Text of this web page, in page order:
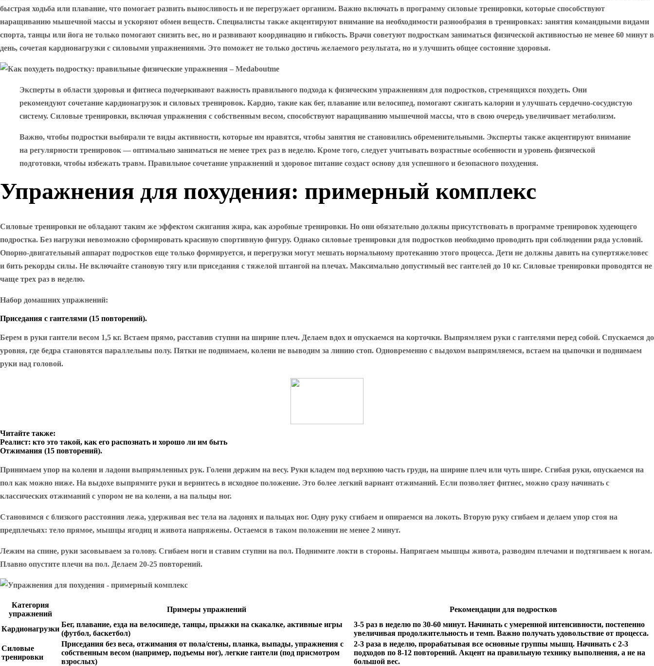
быстрая ходьба или плавание, что помогает развить выносливость и не перегружает организм. Важно включать в программу силовые тренировки, которые способствуют
наращиванию мышечной массы и ускоряют обмен веществ. Специалисты также акцентируют внимание на необходимости разнообразия в тренировках: занятия командными видами
спорта, танцы или йога не только помогают снизить вес, но и развивают координацию и гибкость. Врачи советуют подросткам заниматься физической активностью не менее 60 минут в
день, сочетая кардионагрузки с силовыми упражнениями. Это поможет не только достичь желаемого результата, но и улучшить общее состояние здоровья.
Эксперты в области здоровья и фитнеса подчеркивают важность правильного подхода к физическим упражнениям для подростков, стремящихся похудеть. Они
рекомендуют сочетание кардионагрузок и силовых тренировок. Кардио, такие как бег, плавание или велосипед, помогают сжигать калории и улучшать сердечно-сосудистую
систему. Силовые тренировки, включая упражнения с собственным весом, способствуют наращиванию мышечной массы, что в свою очередь увеличивает метаболизм.
Важно, чтобы подростки выбирали те виды активности, которые им нравятся, чтобы занятия не становились обременительными. Эксперты также акцентируют внимание
на регулярности тренировок — оптимально заниматься не менее трех раз в неделю. Кроме того, следует учитывать возрастные особенности и уровень физической
подготовки, чтобы избежать травм. Правильное сочетание упражнений и здоровое питание создаст основу для успешного и безопасного похудения.
Упражнения для похудения: примерный комплекс
Силовые тренировки не обладают таким же эффектом сжигания жира, как аэробные тренировки. Но они обязательно должны присутствовать в программе тренировок худеющего
подростка. Без нагрузки невозможно сформировать красивую спортивную фигуру. Однако силовые тренировки для подростков необходимо проводить при соблюдении ряда условий.
Опорно-двигательный аппарат подростков еще только формируется, и перегрузки могут мешать нормальному протеканию этого процесса. Дети не должны давить на супертяжеловес
и бить рекорды силы. Не включайте становую тягу или приседания с тяжелой штангой на плечах. Максимально допустимый вес гантелей до 10 кг. Силовые тренировки проводятся не
чаще трех раз в неделю.
Набор домашних упражнений:
Приседания с гантелями (15 повторений).
Берем в руки гантели весом 1,5 кг. Встаем прямо, расставив ступни на ширине плеч. Делаем вдох и опускаемся на корточки. Выпрямляем руки с гантелями перед собой. Спускаемся до
уровня, где бедра становятся параллельны полу. Пятки не поднимаем, колени не выводим за линию стоп. Одновременно с выдохом выпрямляемся, встаем на цыпочки и поднимаем
руки над головой.
Читайте также:
Реалист: кто это такой, как его распознать и хорошо ли им быть
Отжимания (15 повторений).
Принимаем упор на колени и ладони выпрямленных рук. Голени держим на весу. Руки кладем под верхнюю часть груди, на ширине плеч или чуть шире. Сгибая руки, опускаемся на
пол как можно ниже. На выдохе выпрямите руки и вернитесь в исходное положение. Это более легкий вариант отжиманий. Если позволяет фитнес, можно сразу начинать с
классических отжиманий с упором не на колени, а на пальцы ног.
Становимся с близкого расстояния лежа, удерживая вес тела на ладонях и пальцах ног. Одну руку сгибаем и опираемся на локоть. Вторую руку сгибаем и делаем упор стоя на
предплечьях: тело прямое, мышцы ягодиц и живота напряжены. Остаемся в таком положении не менее 2 минут.
Лежим на спине, руки засовываем за голову. Сгибаем ноги и ставим ступни на пол. Поднимите локти в стороны. Напрягаем мышцы живота, разводим плечами и подтягиваем к ногам.
Плавно опустите плечи на пол. Делаем 20-25 повторений.
Категория
упражнений
Примеры упражнений Рекомендации для подростков
Кардионагрузки
Бег, плавание, езда на велосипеде, танцы, прыжки на скакалке, активные игры
(футбол, баскетбол)
3-5 раз в неделю по 30-60 минут. Начинать с умеренной интенсивности, постепенно
увеличивая продолжительность и темп. Важно получать удовольствие от процесса.
Силовые
тренировки
Приседания без веса, отжимания от пола/стены, планка, выпады, упражнения с
собственным весом (например, подъемы ног), легкие гантели (под присмотром
взрослых)
2-3 раза в неделю, прорабатывая все основные группы мышц. Начинать с 2-3
подходов по 8-12 повторений. Акцент на правильную технику выполнения, а не на
большой вес.